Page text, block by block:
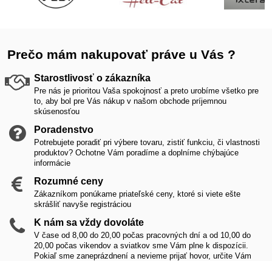
Prečo mám nakupovať práve u Vás ?
Starostlivosť o zákazníka
Pre nás je prioritou Vaša spokojnosť a preto urobíme všetko pre
to, aby bol pre Vás nákup v našom obchode príjemnou
skúsenosťou
Poradenstvo
Potrebujete poradiť pri výbere tovaru, zistiť funkciu, či vlastnosti
produktov? Ochotne Vám poradíme a doplníme chýbajúce
informácie
Rozumné ceny
Zákazníkom ponúkame priateľské ceny, ktoré si viete ešte
skrášliť navyše registráciou
K nám sa vždy dovoláte
V čase od 8,00 do 20,00 počas pracovných dní a od 10,00 do
20,00 počas vikendov a sviatkov sme Vám plne k dispozícii.
Pokiaľ sme zaneprázdnení a nevieme prijať hovor, určite Vám